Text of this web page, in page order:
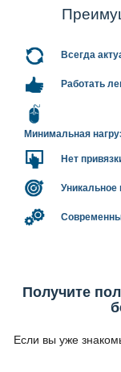
сегда
Работать
Минимальная
Нет
Уникальное
Получите
Если вы уже